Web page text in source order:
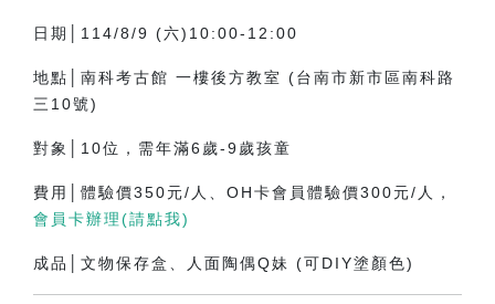
日期│114/8/9 (六)10:00-12:00
地點│南科考古館 一樓後方教室 (台南市新市區南科路
三10號)
對象│10位，需年滿6歲-9歲孩童
費用│體驗價350元/人、OH卡會員體驗價300元/人，
會員卡辦理(請點我)
成品│文物保存盒、人面陶偶Q妹 (可DIY塗顏色)